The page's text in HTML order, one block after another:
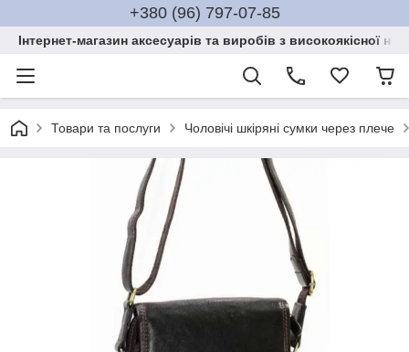
+380 (96) 797-07-85
Інтернет-магазин аксесуарів та виробів з високоякісної
Товари та послуги Чоловічі шкіряні сумки через плече